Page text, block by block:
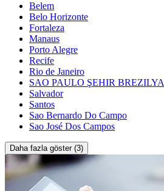
Belem
Belo Horizonte
Fortaleza
Manaus
Porto Alegre
Recife
Rio de Janeiro
SAO PAULO ŞEHIR BREZILYA
Salvador
Santos
Sao Bernardo Do Campo
Sao José Dos Campos
Daha fazla göster (3)